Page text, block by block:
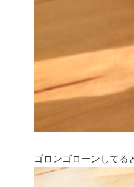
ゴロンゴローンしてる